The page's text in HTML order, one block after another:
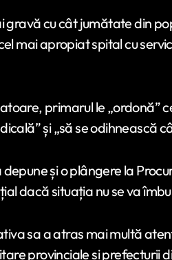
gravă cu cât jumătate din
mai apropiat spital cu
primarul le „ordonă”
și „să se odihnească
și o plângere la
dacă situația nu se va
sa a atras mai multă
provinciale și prefecturii